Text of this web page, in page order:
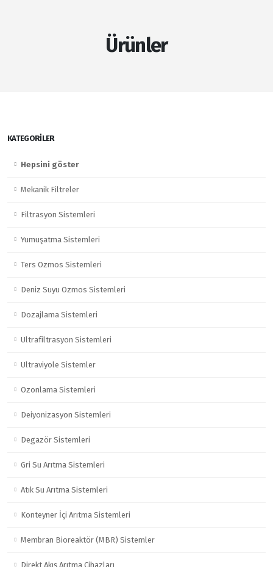
Ürünler
KATEGORILER
Hepsini göster
Mekanik Filtreler
Filtrasyon Sistemleri
Yumuşatma Sistemleri
Ters Ozmos Sistemleri
Deniz Suyu Ozmos Sistemleri
Dozajlama Sistemleri
Ultrafiltrasyon Sistemleri
Ultraviyole Sistemler
Ozonlama Sistemleri
Deiyonizasyon Sistemleri
Degazör Sistemleri
Gri Su Arıtma Sistemleri
Atık Su Arıtma Sistemleri
Konteyner İçi Arıtma Sistemleri
Membran Bioreaktör (MBR) Sistemler
Direkt Akış Arıtma Cihazları